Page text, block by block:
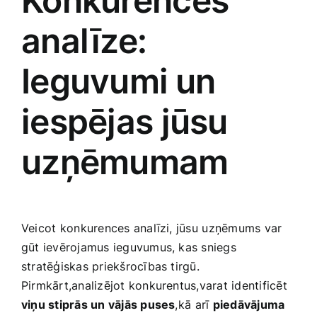
analīze:
‍Ieguvumi ⁢un‌
iespējas jūsu
uzņēmumam
Veicot ⁣konkurences analīzi, jūsu⁣ uzņēmums var
gūt ievērojamus ieguvumus, ‌kas‍ sniegs
stratēģiskas‍ priekšrocības tirgū.
Pirmkārt,analizējot konkurentus,varat‍ identificēt⁤
viņu stiprās un vājās puses,kā ⁣arī piedāvājuma⁤